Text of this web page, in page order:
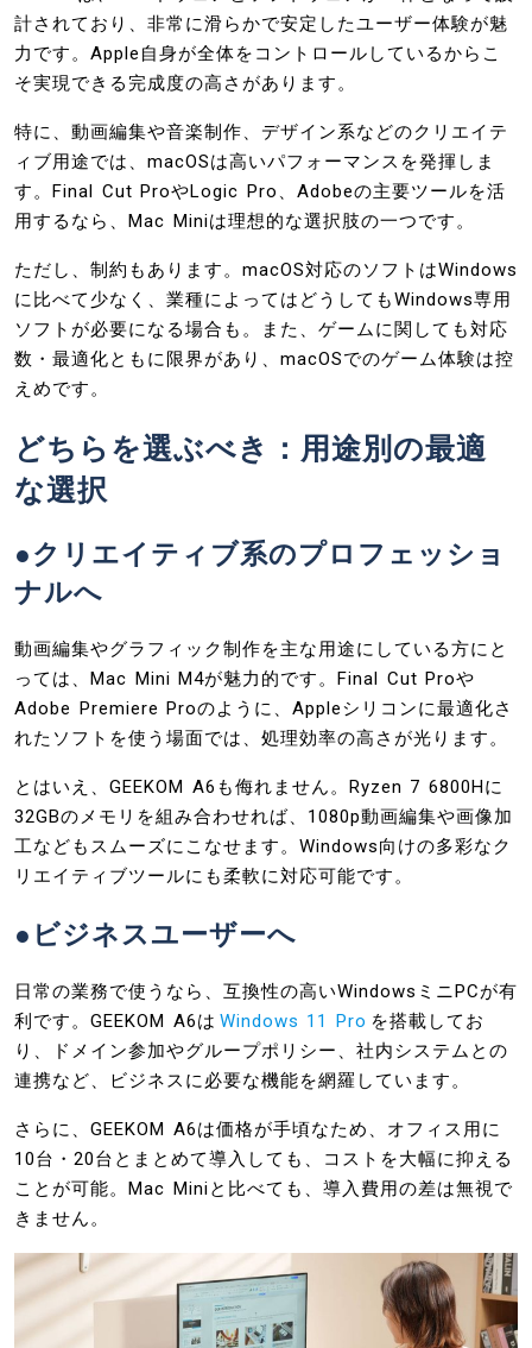
計されており、非常に滑らかで安定したユーザー体験が魅
力です。Apple自身が全体をコントロールしているからこ
そ実現できる完成度の高さがあります。
特に、動画編集や音楽制作、デザイン系などのクリエイテ
ィブ用途では、macOSは高いパフォーマンスを発揮しま
す。Final Cut ProやLogic Pro、Adobeの主要ツールを活
用するなら、Mac Miniは理想的な選択肢の一つです。
ただし、制約もあります。macOS対応のソフトはWindows
に比べて少なく、業種によってはどうしてもWindows専用
ソフトが必要になる場合も。また、ゲームに関しても対応
数・最適化ともに限界があり、macOSでのゲーム体験は控
えめです。
どちらを選ぶべき：用途別の最適
な選択
●クリエイティブ系のプロフェッショ
ナルへ
動画編集やグラフィック制作を主な用途にしている方にと
っては、Mac Mini M4が魅力的です。Final Cut Proや
Adobe Premiere Proのように、Appleシリコンに最適化さ
れたソフトを使う場面では、処理効率の高さが光ります。
とはいえ、GEEKOM A6も侮れません。Ryzen 7 6800Hに
32GBのメモリを組み合わせれば、1080p動画編集や画像加
工などもスムーズにこなせます。Windows向けの多彩なク
リエイティブツールにも柔軟に対応可能です。
●ビジネスユーザーへ
日常の業務で使うなら、互換性の高いWindowsミニPCが有
利です。GEEKOM A6は Windows 11 Pro を搭載してお
り、ドメイン参加やグループポリシー、社内システムとの
連携など、ビジネスに必要な機能を網羅しています。
さらに、GEEKOM A6は価格が手頃なため、オフィス用に
10台・20台とまとめて導入しても、コストを大幅に抑える
ことが可能。Mac Miniと比べても、導入費用の差は無視で
きません。